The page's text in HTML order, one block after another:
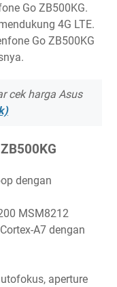
Go ZB500KG.
4G LTE.
Go ZB500KG
cek harga Asus
dengan
MSM8212
A7 dengan
aperture